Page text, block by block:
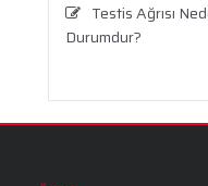
Testis Ağrısı
Durumdur?
Aronya